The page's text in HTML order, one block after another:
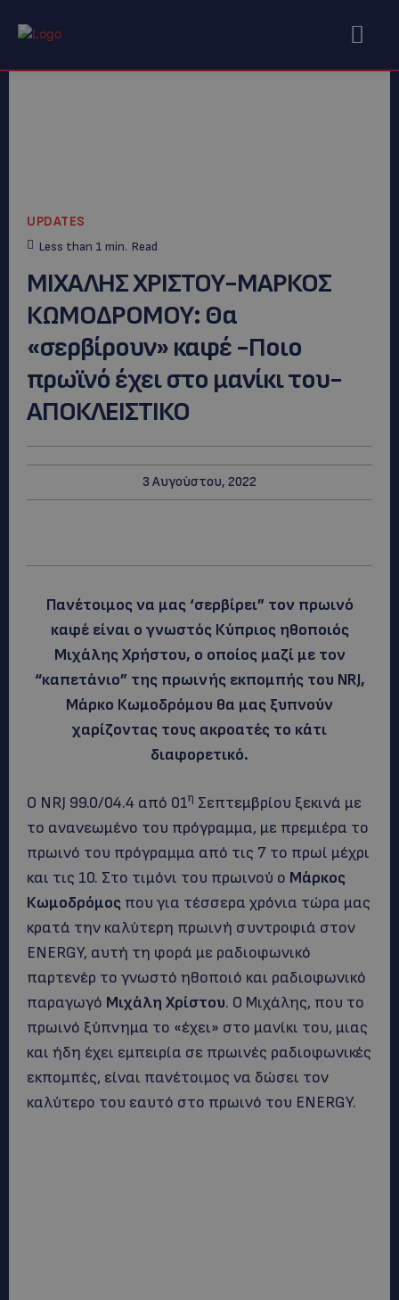
UPDATES
Less than 1 min. Read
ΜΙΧΑΛΗΣ ΧΡΙΣΤΟΥ-ΜΑΡΚΟΣ
ΚΩΜΟΔΡΟΜΟΥ: Θα
«σερβίρουν» καφέ -Ποιο
πρωϊνό έχει στο μανίκι του-
ΑΠΟΚΛΕΙΣΤΙΚΟ
3 Αυγούστου, 2022
Πανέτοιμος να μας ‘σερβίρει” τον πρωινό
καφέ είναι ο γνωστός Κύπριος ηθοποιός
Μιχάλης Χρήστου, ο οποίος μαζί με τον
“καπετάνιο” της πρωινής εκπομπής του ΝRJ,
Μάρκο Κωμοδρόμου θα μας ξυπνούν
χαρίζοντας τους ακροατές το κάτι
διαφορετικό.
Ο NRJ 99.0/04.4 από 01η Σεπτεμβρίου ξεκινά με
το ανανεωμένο του πρόγραμμα, με πρεμιέρα το
πρωινό του πρόγραμμα από τις 7 το πρωί μέχρι
και τις 10. Στο τιμόνι του πρωινού ο Μάρκος
Κωμοδρόμος που για τέσσερα χρόνια τώρα μας
κρατά την καλύτερη πρωινή συντροφιά στον
ENERGY, αυτή τη φορά με ραδιοφωνικό
παρτενέρ το γνωστό ηθοποιό και ραδιοφωνικό
παραγωγό Μιχάλη Χρίστου. Ο Μιχάλης, που το
πρωινό ξύπνημα το «έχει» στο μανίκι του, μιας
και ήδη έχει εμπειρία σε πρωινές ραδιοφωνικές
εκπομπές, είναι πανέτοιμος να δώσει τον
καλύτερο του εαυτό στο πρωινό του ENERGY.